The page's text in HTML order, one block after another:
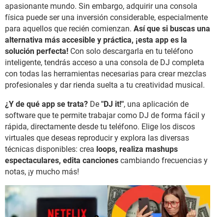
apasionante mundo. Sin embargo, adquirir una consola
física puede ser una inversión considerable, especialmente
para aquellos que recién comienzan. Así que si buscas una
alternativa más accesible y práctica, ¡esta app es la
solución perfecta! Con solo descargarla en tu teléfono
inteligente, tendrás acceso a una consola de DJ completa
con todas las herramientas necesarias para crear mezclas
profesionales y dar rienda suelta a tu creatividad musical.
¿Y de qué app se trata? De "DJ it!", una aplicación de
software que te permite trabajar como DJ de forma fácil y
rápida, directamente desde tu teléfono. Elige los discos
virtuales que deseas reproducir y explora las diversas
técnicas disponibles: crea loops, realiza mashups
espectaculares, edita canciones cambiando frecuencias y
notas, ¡y mucho más!